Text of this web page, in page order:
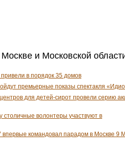
и Московской
в порядок 35 домов
премьерные показы спектакля
для детей-сирот провели серию
столичные волонтеры участвуют в
впервые командовал парадом в Москве 9